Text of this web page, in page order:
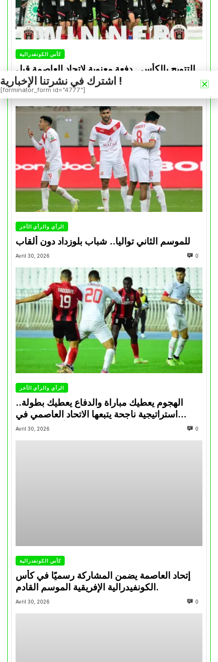
كأس الكونفدرالية
التتويج بالكأس.. دفعة معنوية لإتحاد العاصمة قبل
موقعة الزمالك في نهائي الكونفدرالية
الرأي والرأي الأخر
للموسم الثاني تواليا.. شباب بلوزداد دون ألقاب
Avril 30, 2026 0
الرأي والرأي الأخر
الهجوم يعطيك مباراة والدفاع يعطيك بطولة..
استراتيجية ناجحة يتبعها الاتحاد العاصمي في
تتويجاته آخر السنوات
Avril 30, 2026 0
كأس الكونفدرالية
إتحاد العاصمة يضمن المشاركة رسميًا في كأس
الكونفيدرالية الإفريقية الموسم القادم.
Avril 30, 2026 0
اشترك في نشرتنا الإخبارية !
[forminator_form id="4777"]